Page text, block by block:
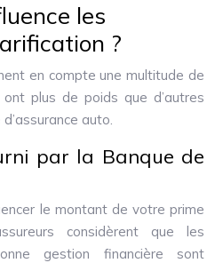
les
?
en compte une multitude de
plus de poids que d’autres
auto.
par la Banque de
le montant de votre prime
considèrent que les
gestion financière sont